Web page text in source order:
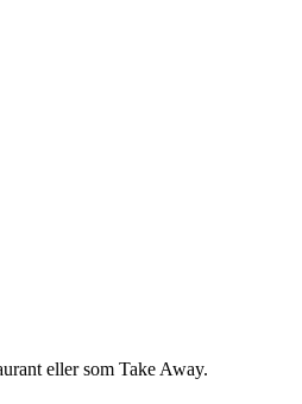
eller som Take Away.